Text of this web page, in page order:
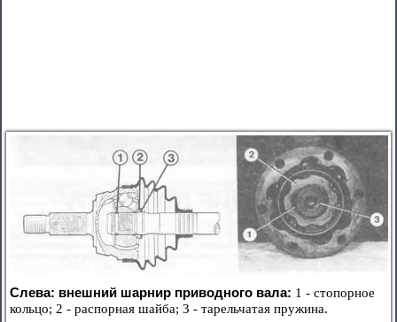
Слева: внешний шарнир приводного вала: 1 - стопорное
кольцо; 2 - распорная шайба; 3 - тарельчатая пружина.